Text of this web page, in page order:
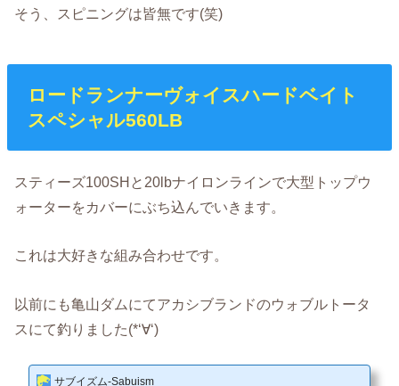
そう、スピニングは皆無です(笑)
ロードランナーヴォイスハードベイト
スペシャル560LB
スティーズ100SHと20lbナイロンラインで大型トップウ
ォーターをカバーにぶち込んでいきます。
これは大好きな組み合わせです。
以前にも亀山ダムにてアカシブランドのウォブルトータ
スにて釣りました(*‘∀‘)
サブイズム-Sabuism